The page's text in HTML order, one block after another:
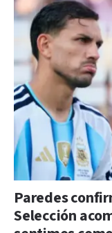
Paredes
Selección